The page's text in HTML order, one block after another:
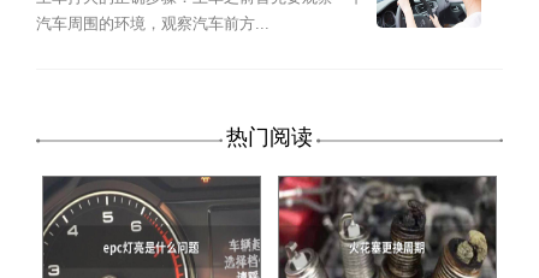
汽车周围的环境，观察汽车前方...
热门阅读